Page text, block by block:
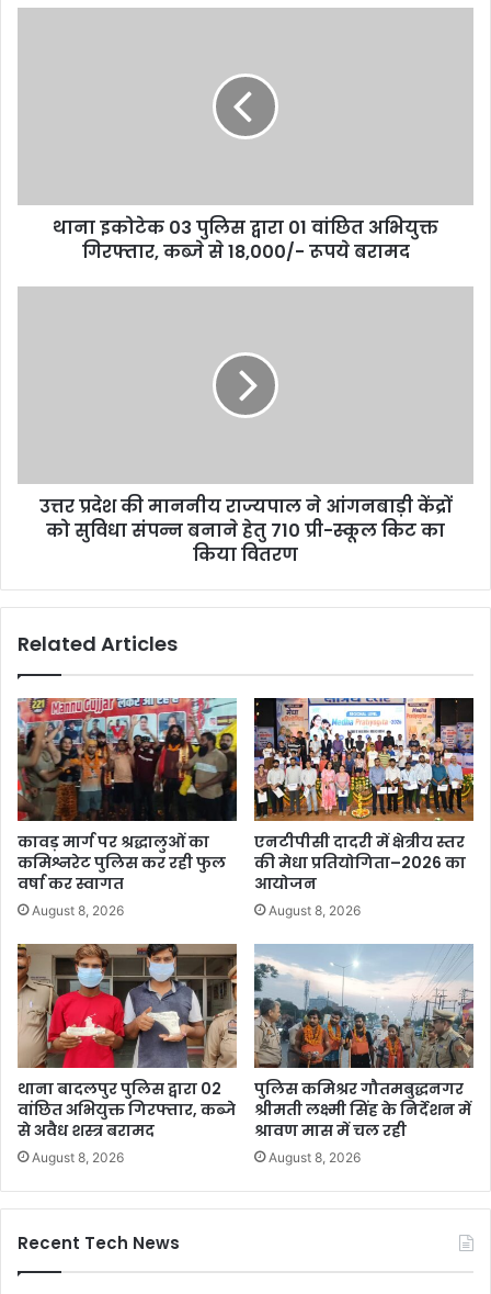
थाना इकोटेक 03 पुलिस द्वारा 01 वांछित अभियुक्त
गिरफ्तार, कब्जे से 18,000/- रूपये बरामद
उत्तर प्रदेश की माननीय राज्यपाल ने आंगनबाड़ी केंद्रों
को सुविधा संपन्न बनाने हेतु 710 प्री-स्कूल किट का
किया वितरण
Related Articles
कावड़ मार्ग पर श्रद्धालुओं का
कमिश्नरेट पुलिस कर रही फुल
वर्षा कर स्वागत
August 8, 2026
एनटीपीसी दादरी में क्षेत्रीय स्तर
की मेधा प्रतियोगिता–2026 का
आयोजन
August 8, 2026
थाना बादलपुर पुलिस द्वारा 02
वांछित अभियुक्त गिरफ्तार, कब्जे
से अवैध शस्त्र बरामद
August 8, 2026
पुलिस कमिश्रर गौतमबुद्धनगर
श्रीमती लक्ष्मी सिंह के निर्देशन में
श्रावण मास में चल रही
August 8, 2026
Recent Tech News